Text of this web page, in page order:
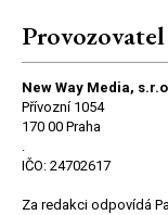
Provozovatel
New Way Media,
Přívozní 1054
170 00 Praha
.
IČO: 24702617
Za redakci odpovídá